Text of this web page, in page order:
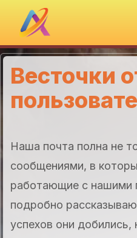
Весточки
Наша почта полна не
сообщениями, в
работающие с нашими
подробно
успехов они добились,